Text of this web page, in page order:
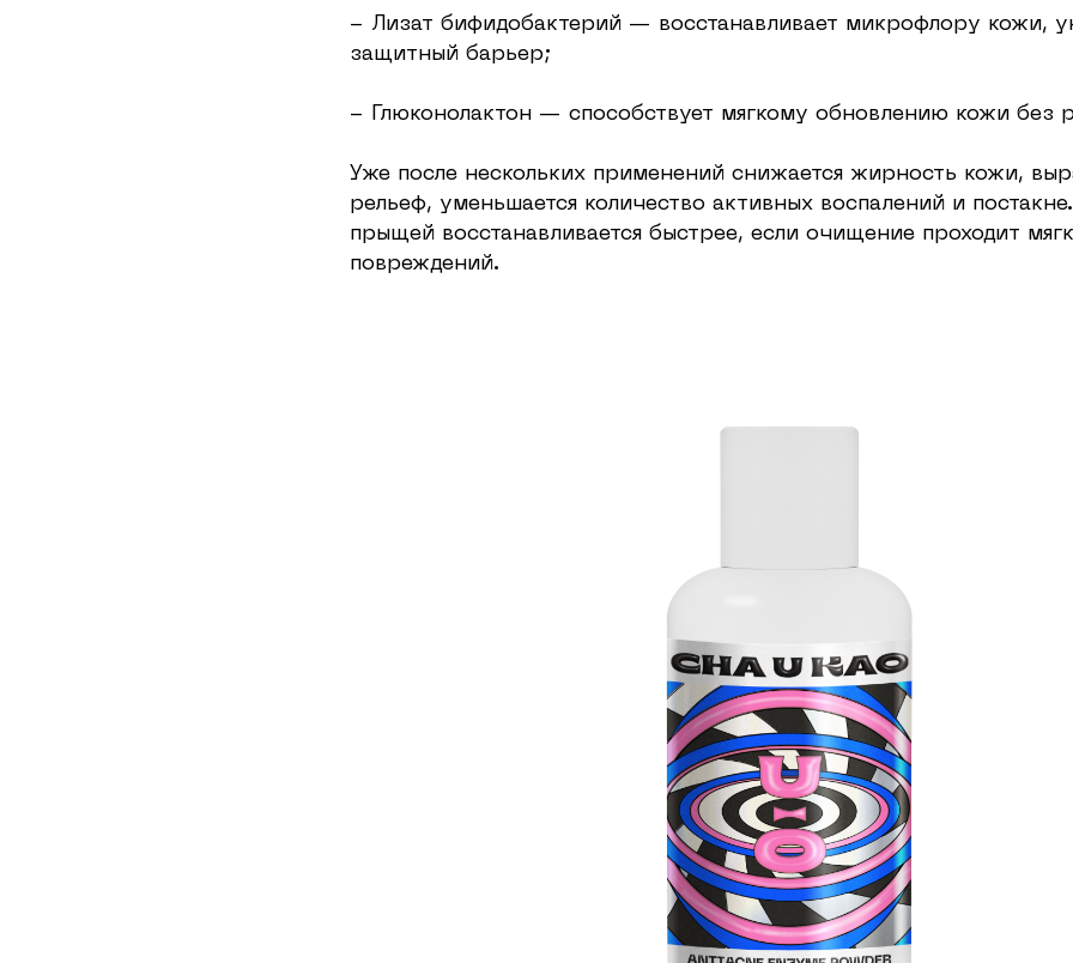
- Лизат бифидобактерий — восстанавливает микрофлору кожи,
защитный барьер;
- Глюконолактон — способствует мягкому обновлению кожи без
Уже после нескольких применений снижается жирность кожи,
рельеф, уменьшается количество активных воспалений и
прыщей восстанавливается быстрее, если очищение проходит
повреждений.